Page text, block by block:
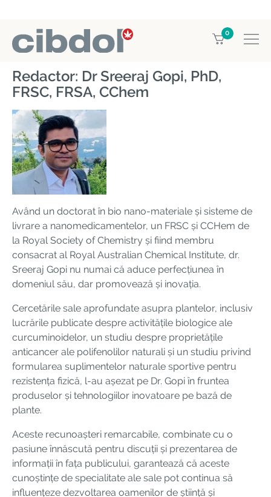
0
Home Evaluator Dr Sreeraj Gopi
Redactor: Dr Sreeraj Gopi, PhD,
FRSC, FRSA, CChem
Având un doctorat în bio nano-materiale și sisteme de
livrare a nanomedicamentelor, un FRSC și CCHem de
la Royal Society of Chemistry și fiind membru
consacrat al Royal Australian Chemical Institute, dr.
Sreeraj Gopi nu numai că aduce perfecțiunea în
domeniul său, dar promovează și inovația.
Cercetările sale aprofundate asupra plantelor, inclusiv
lucrările publicate despre activitățile biologice ale
curcuminoidelor, un studiu despre proprietățile
anticancer ale polifenolilor naturali și un studiu privind
formularea suplimentelor naturale sportive pentru
rezistența fizică, l-au așezat pe Dr. Gopi în fruntea
produselor și tehnologiilor inovatoare pe bază de
plante.
Aceste recunoașteri remarcabile, combinate cu o
pasiune înnăscută pentru discuții și prezentarea de
informații în fața publicului, garantează că aceste
cunoștințe de specialitate ale sale pot continua să
influențeze dezvoltarea oamenilor de știință și